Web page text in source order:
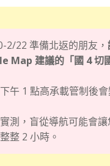
2/22 準備北返的朋友，
Map 建議的「國 4 切
午 1 點高承載管制後
測，盲從導航可能會
整 2 小時。